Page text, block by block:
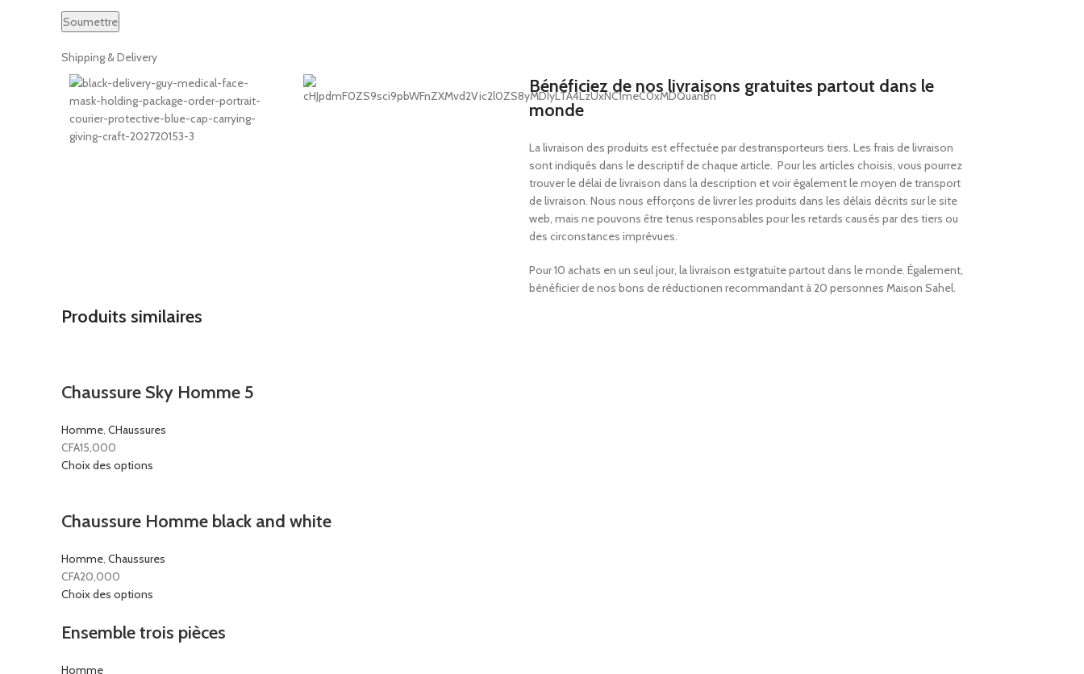
Shipping & Delivery
Bénéficiez de nos livraisons gratuites partout dans le
monde
Lalivraison des produits est effectuée par destransporteurs tiers. Les frais de livraison
sont indiqués dans le descriptif de chaque article. Pour les articles choisis, vous pourrez
trouver le délai de livraison dans la description et voir également le moyen de transport
de livraison. Nous nous efforçons de livrer les produits dans les délais décrits surlesite
web, mais ne pouvons être tenus responsables pour les retards causés par des tiers ou
des circonstances imprévues.
Pour 10 achats en un seul jour, la livraison estgratuite partout dans le monde. Également,
bénéficier de nos bons de réductionen recommandant à 20 personnes Maison Sahel.
Produits similaires
Chaussure Sky Homme 5
Homme, CHaussures
CFA15,000
Choix des options
Chaussure Homme black and white
Homme, Chaussures
CFA20,000
Choix des options
Ensemble trois pièces
Homme